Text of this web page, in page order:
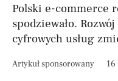
Polski e-commerce
spodziewało.
cyfrowych usług
Artykuł sponsorowany